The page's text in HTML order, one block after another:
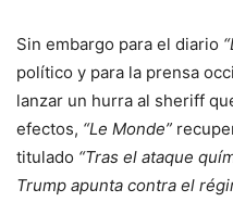
Sin embargo para el diario
político y para la prensa
lanzar un hurra al sheriff
efectos, “Le Monde”
titulado “Tras el ataque
Trump apunta contra el